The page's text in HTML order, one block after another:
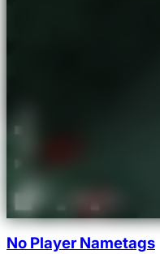
No Player Nametags